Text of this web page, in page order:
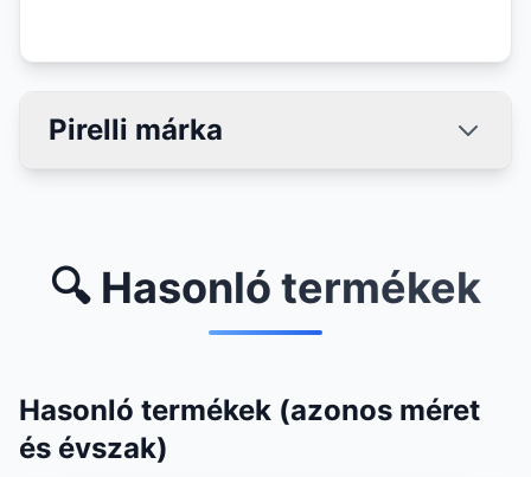
Pirelli márka
🔍 Hasonló termékek
Hasonló termékek (azonos méret
és évszak)